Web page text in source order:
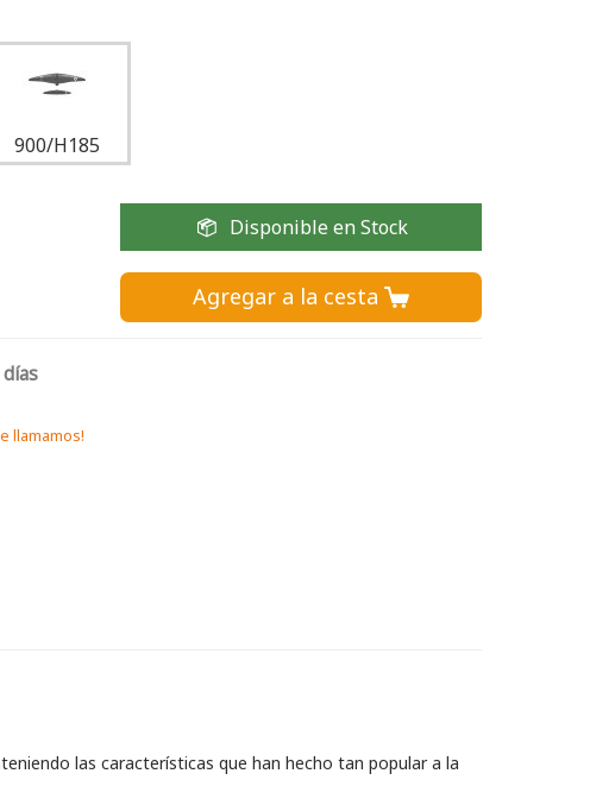
900/H185
Disponible en Stock
Agregar a la cesta 
llamamos!
las características que han hecho tan popular a la